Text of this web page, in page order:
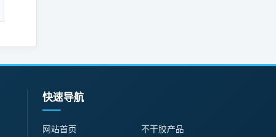
快速导航
网站首页 不干胶产品